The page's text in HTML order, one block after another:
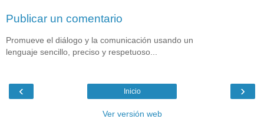
Publicar un comentario
Promueve el diálogo y la comunicación usando un
lenguaje sencillo, preciso y respetuoso...
‹ ›
Inicio
Ver versión web